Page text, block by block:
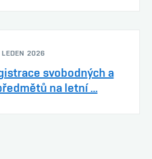
2026
svobodných a
na letní ...